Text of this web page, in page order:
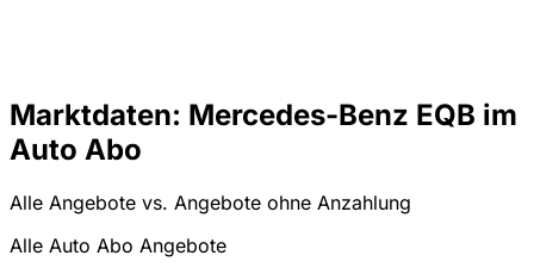
Marktdaten: Mercedes-Benz EQB im
Auto Abo
Alle Angebote vs. Angebote ohne Anzahlung
Alle Auto Abo Angebote